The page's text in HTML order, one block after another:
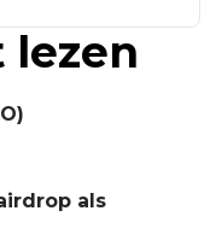
lezen
als